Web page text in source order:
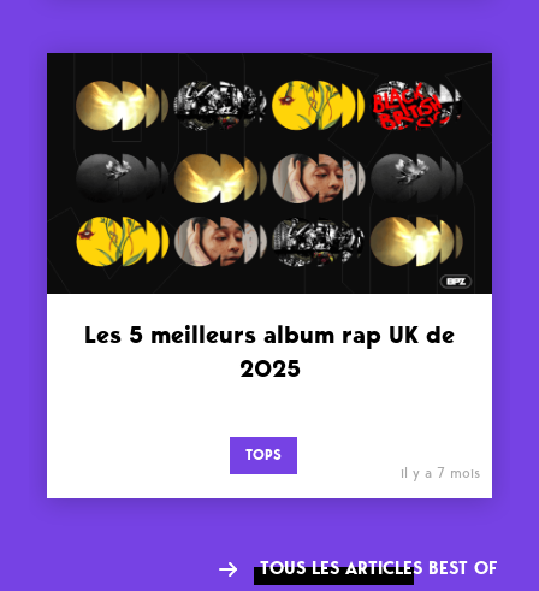
Les 5 meilleurs album rap UK de
2025
TOPS
il y a 7 mois
TOUS LES ARTICLES BEST OF